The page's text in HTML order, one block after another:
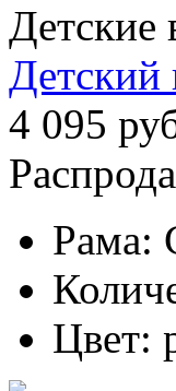
Детские
Детский
4 095
Рама:
Цвет: